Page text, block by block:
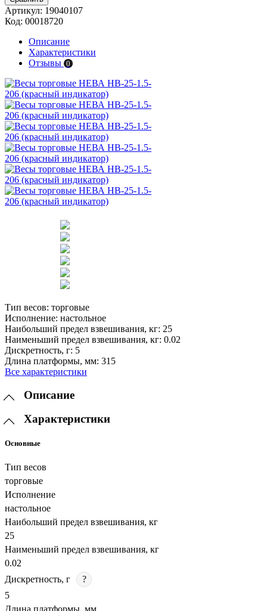
Артикул: 19040107
Код: 00018720
Описание
Характеристики
Отзывы 0
Тип весов: торговые
Исполнение: настольное
Наибольший предел взвешивания, кг: 25
Наименьший предел взвешивания, кг: 0.02
Дискретность, г: 5
Длина платформы, мм: 315
Все характеристики
Описание
Характеристики
Основные
Тип весов
торговые
Исполнение
настольное
Наибольший предел взвешивания, кг
25
Наименьший предел взвешивания, кг
0.02
Дискретность, г
?
5
Длина платформы, мм